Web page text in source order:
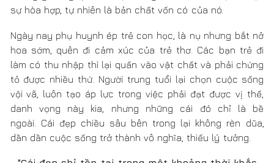
Sử dụng 100% nguyên liệu gỗ rừng trồng